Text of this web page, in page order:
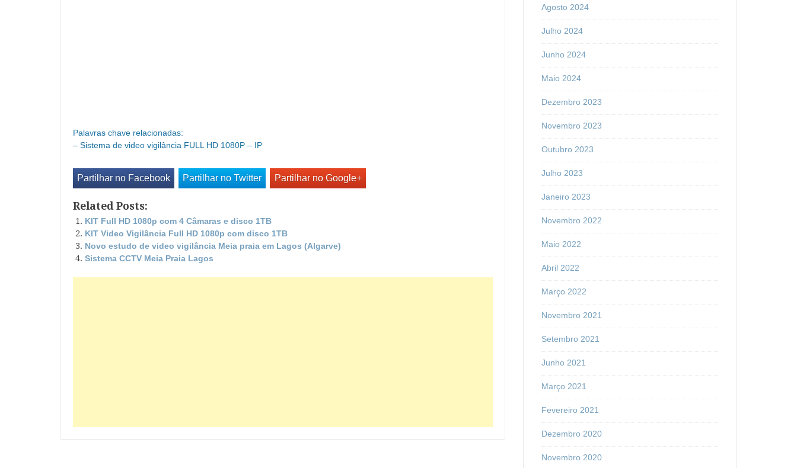
Palavras chave relacionadas:
– Sistema de video vigilância FULL HD 1080P – IP
Partilhar no Facebook Partilhar no Twitter Partilhar no Google+
Related Posts:
KIT Full HD 1080p com 4 Câmaras e disco 1TB
KIT Video Vigilância Full HD 1080p com disco 1TB
Novo estudo de video vigilância Meia praia em Lagos (Algarve)
Sistema CCTV Meia Praia Lagos
Agosto 2024
Julho 2024
Junho 2024
Maio 2024
Dezembro 2023
Novembro 2023
Outubro 2023
Julho 2023
Janeiro 2023
Novembro 2022
Maio 2022
Abril 2022
Março 2022
Novembro 2021
Setembro 2021
Junho 2021
Março 2021
Fevereiro 2021
Dezembro 2020
Novembro 2020